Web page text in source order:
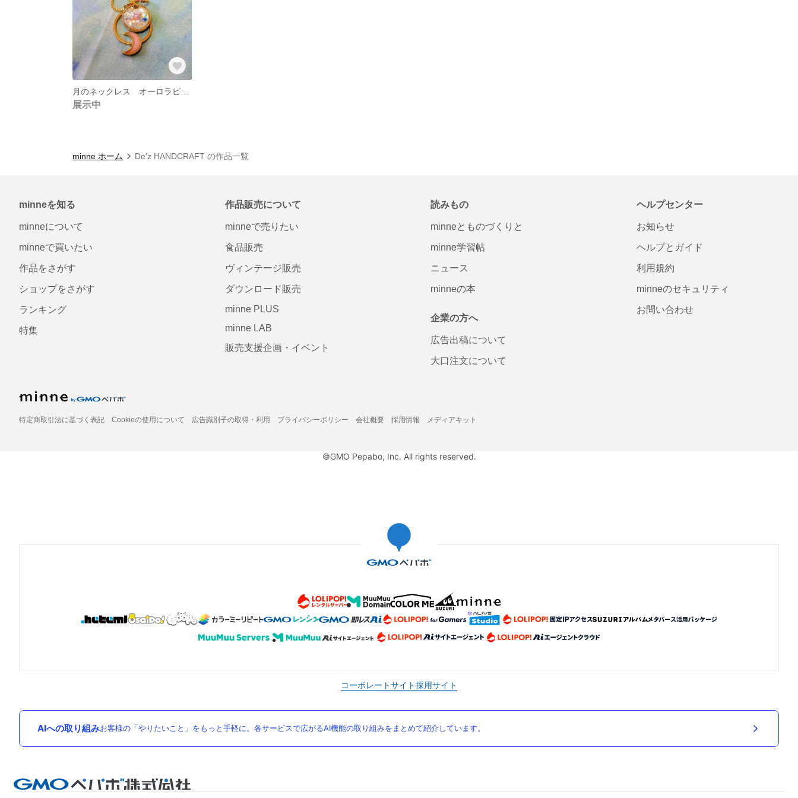
展示中
minne ホーム De'z HANDCRAFT の作品一覧
minneを知る
minneについて
minneで買いたい
作品をさがす
ショップをさがす
ランキング
特集
作品販売について
minneで売りたい
食品販売
ヴィンテージ販売
ダウンロード販売
minne PLUS
minne LAB
販売支援企画・イベント
読みもの
minneとものづくりと
minne学習帖
ニュース
minneの本
企業の方へ
広告出稿について
大口注文について
ヘルプセンター
お知らせ
ヘルプとガイド
利用規約
minneのセキュリティ
お問い合わせ
特定商取引法に基づく表記 Cookieの使用について 広告識別子の取得・利用 プライバシーポリシー 会社概要 採用情報 メディアキット
©GMO Pepabo, Inc. All rights reserved.
コーポレートサイト採用サイト
AIへの取り組みお客様の「やりたいこと」をもっと手軽に。各サービスで広がるAI機能の取り組みをまとめて紹介しています。